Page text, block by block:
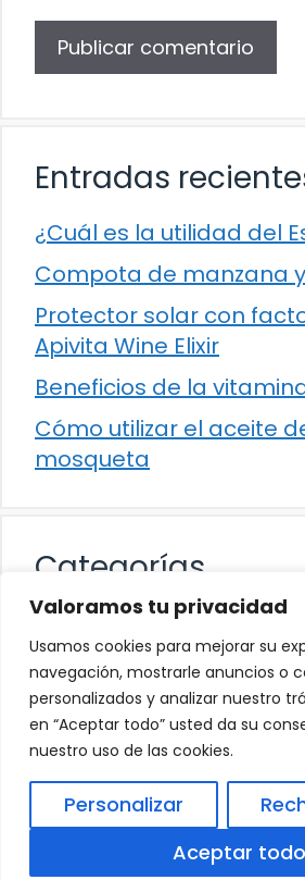
Valoramos tu privacidad
Usamos cookies para mejorar su
navegación, mostrarle anuncios o
personalizados y analizar nuestro
en “Aceptar todo” usted da su
nuestro uso de las cookies.
Personalizar
Aceptar todo
Entradas
¿Cuál es la utilidad del
Compota de manzana
Protector solar con
Apivita Wine Elixir
Beneficios de la vitamina
Cómo utilizar el aceite
mosqueta
Categorías
Alimentación
Destacados
Hogar
Salud
Política de Privacidad
Política de